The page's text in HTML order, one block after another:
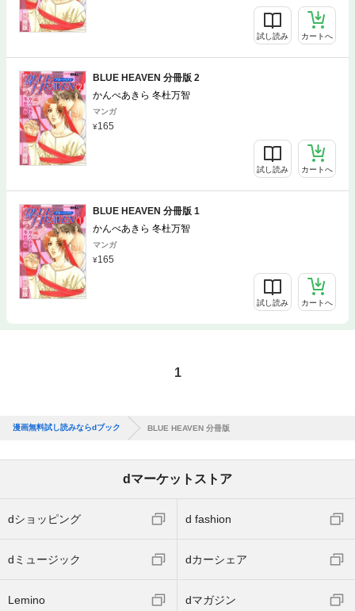
試し読み カートへ
BLUE HEAVEN 分冊版 2
かんべあきら 冬杜万智
マンガ
165
試し読み カートへ
BLUE HEAVEN 分冊版 1
かんべあきら 冬杜万智
マンガ
165
試し読み カートへ
1
漫画無料試し読みならdブック BLUE HEAVEN 分冊版
dマーケットストア
dショッピング d fashion
dミュージック dカーシェア
Lemino dマガジン